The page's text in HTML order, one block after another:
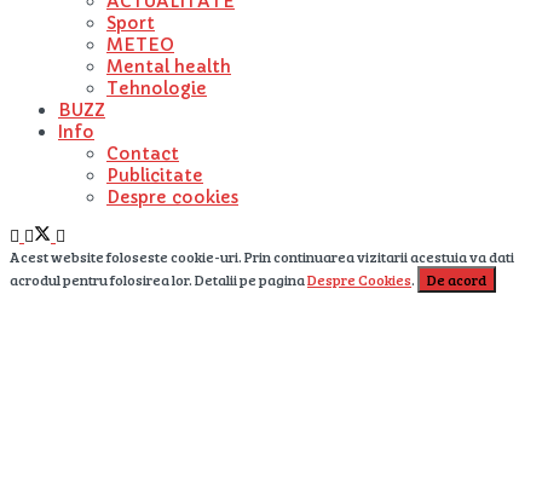
Sport
METEO
Mental health
Tehnologie
BUZZ
Info
Contact
Publicitate
Despre cookies
Acest website foloseste cookie-uri. Prin continuarea vizitarii acestuia va dati
acrodul pentru folosirea lor. Detalii pe paginaDespre Cookies. De acord